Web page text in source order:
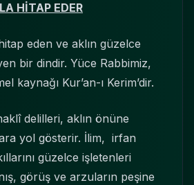
HİTAP EDER
eden ve aklın güzelce
bir dindir. Yüce Rabbimiz,
kaynağı Kur’an-ı Kerim’dir.
delilleri, aklın önüne
yol gösterir. İlim, irfan
güzelce işletenleri
görüş ve arzuların peşine